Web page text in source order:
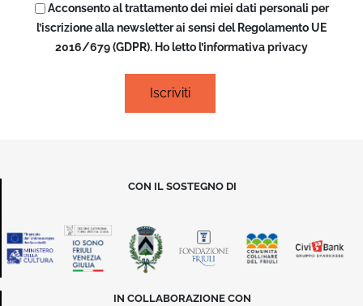
Acconsento al trattamento dei miei dati personali per
l’iscrizione alla newsletter ai sensi del Regolamento UE
2016/679 (GDPR). Ho letto l’informativa privacy
CON IL SOSTEGNO DI
IN COLLABORAZIONE CON